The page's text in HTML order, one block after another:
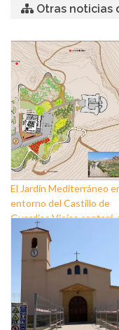
Otras noticias
El Jardín Mediterráneo
entorno del Castillo de
Guardias Viejas contará
caminos peatonales,
y aparcamientos